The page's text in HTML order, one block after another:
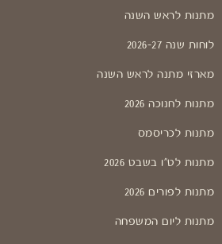
מתנות לראש השנה
לוחות שנה 2026-27
מארזי מתנה לראש השנה
מתנות לחנוכה 2026
מתנות לכריסמס
מתנות לט"ו בשבט 2026
מתנות לפורים 2026
מתנות ליום המשפחה